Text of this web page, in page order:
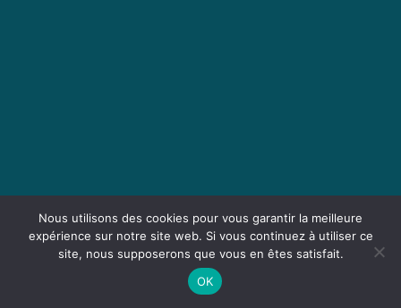
Nous utilisons des cookies pour vous garantir la meilleure
expérience sur notre site web. Si vous continuez à utiliser ce
site, nous supposerons que vous en êtes satisfait.
OK